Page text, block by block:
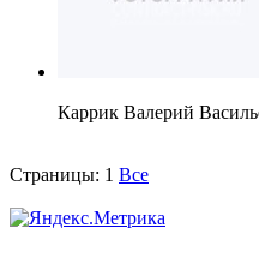
Каррик Валерий
Страницы: 1 Все